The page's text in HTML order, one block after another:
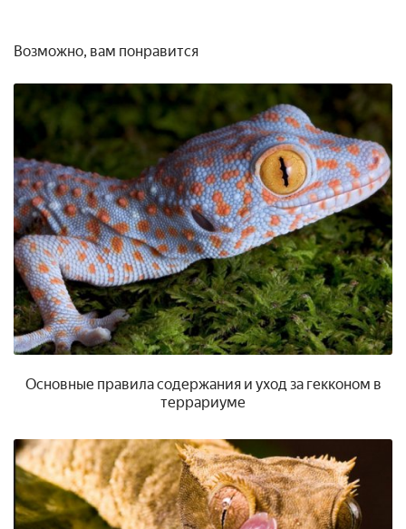
Возможно, вам понравится
Основные правила содержания и уход за гекконом в
террариуме